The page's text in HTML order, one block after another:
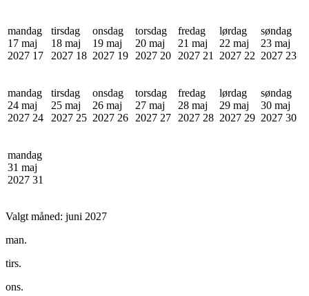
mandag
17 maj
2027 17
tirsdag
18 maj
2027 18
onsdag
19 maj
2027 19
torsdag
20 maj
2027 20
fredag
21 maj
2027 21
lørdag
22 maj
2027 22
søndag
23 maj
2027 23
mandag
24 maj
2027 24
tirsdag
25 maj
2027 25
onsdag
26 maj
2027 26
torsdag
27 maj
2027 27
fredag
28 maj
2027 28
lørdag
29 maj
2027 29
søndag
30 maj
2027 30
mandag
31 maj
2027 31
Valgt måned: juni 2027
man.
tirs.
ons.